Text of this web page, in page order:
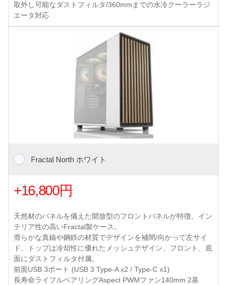
取外し可能なダストフィルタ/360mmまでの水冷クーラーラジ
エータ対応
Fractal North ホワイト
+16,800円
天然材のパネルを備えた開放型のフロントパネルが特徴、イン
テリア性の高いFractal製ケース。
滑らかな真鍮や鋼鉄の材質でデザインを補間/向かって左サイ
ド、トップは冷却性に優れたメッシュデザイン、フロント、底
面にダストフィルタ付属。
前面USB 3ポート (USB 3 Type-A x2 / Type-C x1)
長寿命ライフルベアリングAspect PWMファン140mm 2基